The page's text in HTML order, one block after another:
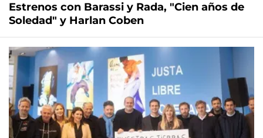
Estrenos con Barassi y Rada, "Cien años de
Soledad" y Harlan Coben